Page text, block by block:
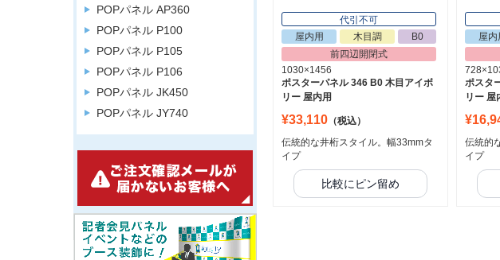
代引不可
屋内用
木目調
B0
前四辺開閉式
1030×1456
ポスターパネル 346 B0 木目アイボ
リー 屋内用
¥33,110 （税込）
伝統的な井桁スタイル。幅33mmタ
イプ
比較にピン留め
屋内
ポスタ
リー 屋
伝統的
イプ
POPパネル AP360
POPパネル P100
POPパネル P105
POPパネル P106
POPパネル JK450
POPパネル JY740